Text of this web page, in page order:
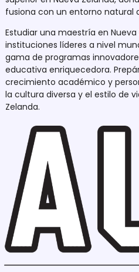
fusiona con un entorno natural
Estudiar una maestría en
instituciones líderes a nivel
gama de programas
educativa enriquecedora.
crecimiento académico y
la cultura diversa y el estilo de
Zelanda.